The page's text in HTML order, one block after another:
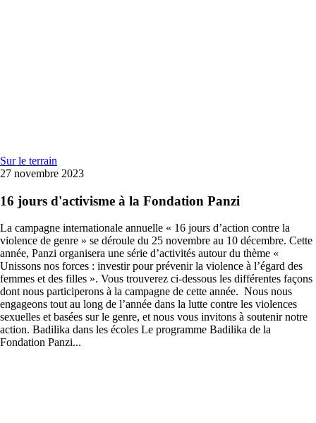
Sur le terrain
27 novembre 2023
16 jours d'activisme à la Fondation Panzi
La campagne internationale annuelle « 16 jours d’action contre la
violence de genre » se déroule du 25 novembre au 10 décembre. Cette
année, Panzi organisera une série d’activités autour du thème «
Unissons nos forces : investir pour prévenir la violence à l’égard des
femmes et des filles ». Vous trouverez ci-dessous les différentes façons
dont nous participerons à la campagne de cette année. Nous nous
engageons tout au long de l’année dans la lutte contre les violences
sexuelles et basées sur le genre, et nous vous invitons à soutenir notre
action. Badilika dans les écoles Le programme Badilika de la
Fondation Panzi...